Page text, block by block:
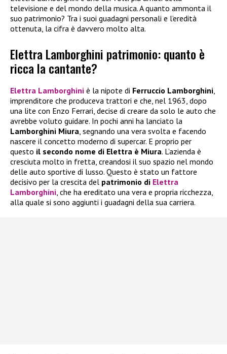
televisione e del mondo della musica. A quanto ammonta il
suo patrimonio? Tra i suoi guadagni personali e l’eredità
ottenuta, la cifra è davvero molto alta.
Elettra Lamborghini patrimonio: quanto è
ricca la cantante?
Elettra Lamborghini è la nipote di Ferruccio Lamborghini,
imprenditore che produceva trattori e che, nel 1963, dopo
una lite con Enzo Ferrari, decise di creare da solo le auto che
avrebbe voluto guidare. In pochi anni ha lanciato la
Lamborghini Miura, segnando una vera svolta e facendo
nascere il concetto moderno di supercar. E proprio per
questo il secondo nome di Elettra è Miura. L’azienda è
cresciuta molto in fretta, creandosi il suo spazio nel mondo
delle auto sportive di lusso. Questo è stato un fattore
decisivo per la crescita del patrimonio di Elettra
Lamborghini, che ha ereditato una vera e propria ricchezza,
alla quale si sono aggiunti i guadagni della sua carriera.